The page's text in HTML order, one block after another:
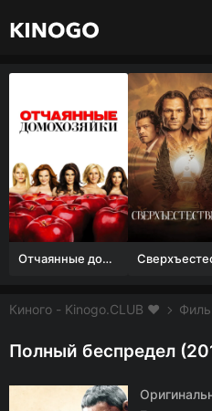
Отчаянные домохозяйки (1 сезон)
Киного - Kinogo.CLUB ❤️
Полный беспредел